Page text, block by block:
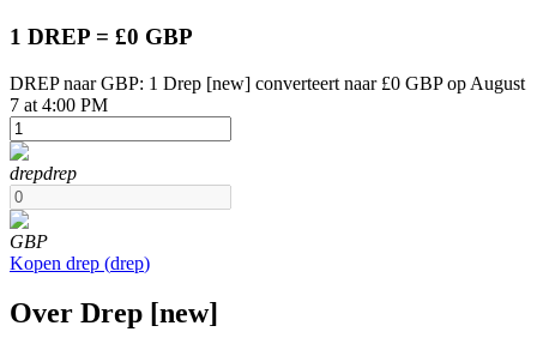
USDT-futures
1 DREP = £0 GBP
DREP naar GBP: 1 Drep [new] converteert naar £0 GBP op August
7 at 4:00 PM
drepdrep
GBP
Kopen drep (drep)
Over Drep [new]